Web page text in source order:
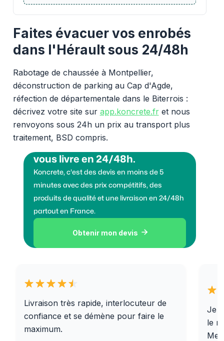
Faites évacuer vos enrobés
dans l'Hérault sous 24/48h
Rabotage de chaussée à Montpellier,
déconstruction de parking au Cap d'Agde,
réfection de départementale dans le Biterrois :
décrivez votre site sur app.koncrete.fret nous
renvoyons sous 24h un prix au transport plus
traitement, BSD compris.
vous livre en 24/48h.
Koncrete, c'est des devis en moins de 5
minutes avec des prix compétitifs, des
produits de qualité et une livraison en 24/48h
partout en France.
Obtenir mon devis 
Livraison très rapide, interlocuteur de
confiance et se démène pour faire le
maximum.
Je
le